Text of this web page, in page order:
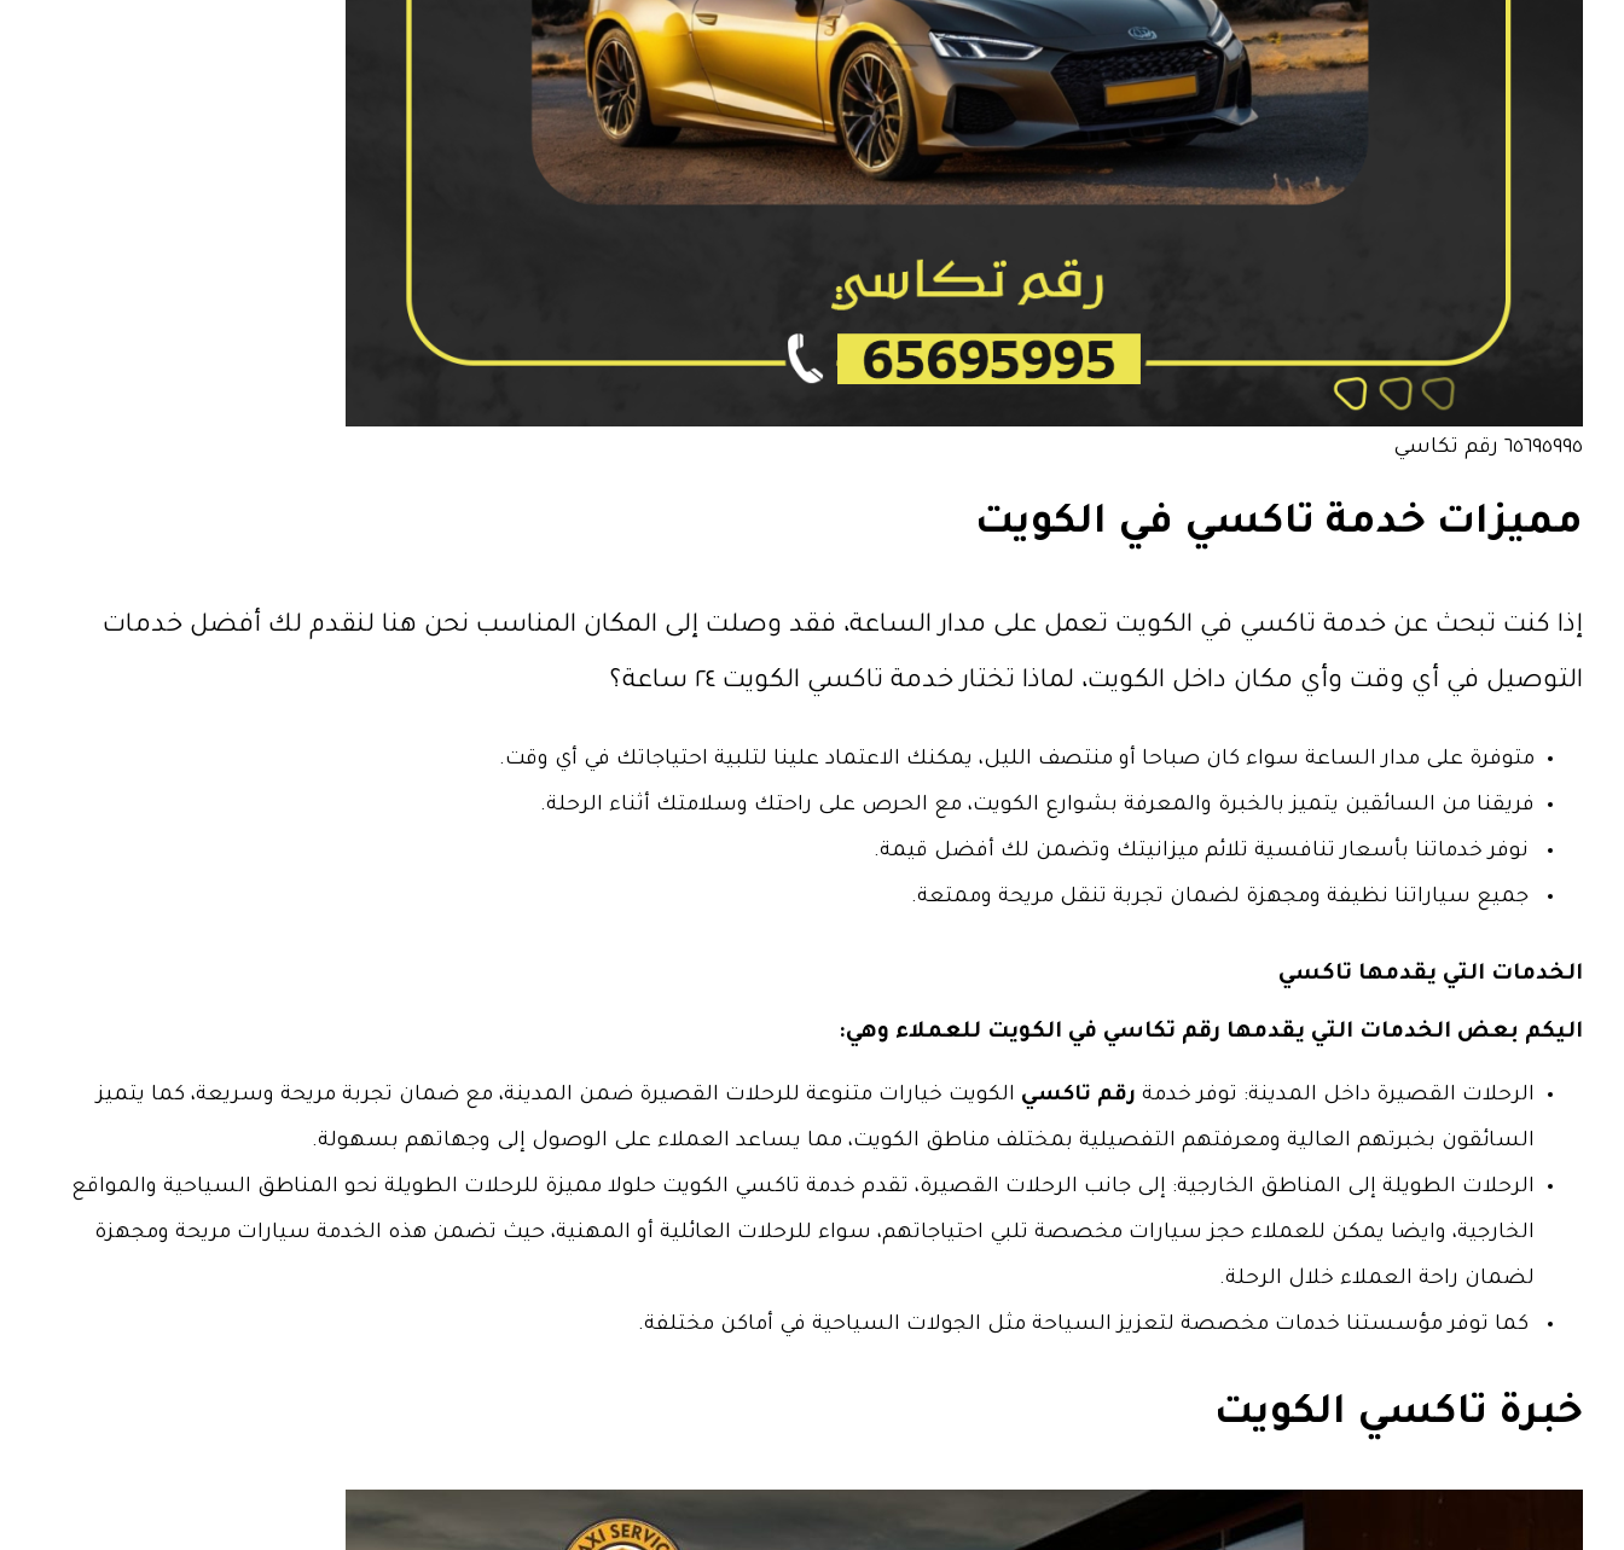
٦٥٦٩٥٩٩٥ رقم تكاسي
مميزات خدمة تاكسي في الكويت
إذا كنت تبحث عن خدمة تاكسي في الكويت تعمل على مدار الساعة، فقد وصلت إلى المكان المناسب نحن هنا لنقدم لك أفضل خدمات
التوصيل في أي وقت وأي مكان داخل الكويت، لماذا تختار خدمة تاكسي الكويت ٢٤ ساعة؟
متوفرة على مدار الساعة سواء كان صباحا أو منتصف الليل، يمكنك الاعتماد علينا لتلبية احتياجاتك في أي وقت.
فريقنا من السائقين يتميز بالخبرة والمعرفة بشوارع الكويت، مع الحرص على راحتك وسلامتك أثناء الرحلة.
نوفر خدماتنا بأسعار تنافسية تلائم ميزانيتك وتضمن لك أفضل قيمة.
جميع سياراتنا نظيفة ومجهزة لضمان تجربة تنقل مريحة وممتعة.
الخدمات التي يقدمها تاكسي
اليكم بعض الخدمات التي يقدمها رقم تكاسي في الكويت للعملاء وهي:
الرحلات القصيرة داخل المدينة: توفر خدمة رقم تاكسي الكويت خيارات متنوعة للرحلات القصيرة ضمن المدينة، مع ضمان تجربة مريحة وسريعة، كما يتميز
السائقون بخبرتهم العالية ومعرفتهم التفصيلية بمختلف مناطق الكويت، مما يساعد العملاء على الوصول إلى وجهاتهم بسهولة.
الرحلات الطويلة إلى المناطق الخارجية: إلى جانب الرحلات القصيرة، تقدم خدمة تاكسي الكويت حلولا مميزة للرحلات الطويلة نحو المناطق السياحية والمواقع
الخارجية، وايضا يمكن للعملاء حجز سيارات مخصصة تلبي احتياجاتهم، سواء للرحلات العائلية أو المهنية، حيث تضمن هذه الخدمة سيارات مريحة ومجهزة
لضمان راحة العملاء خلال الرحلة.
كما توفر مؤسستنا خدمات مخصصة لتعزيز السياحة مثل الجولات السياحية في أماكن مختلفة.
خبرة تاكسي الكويت